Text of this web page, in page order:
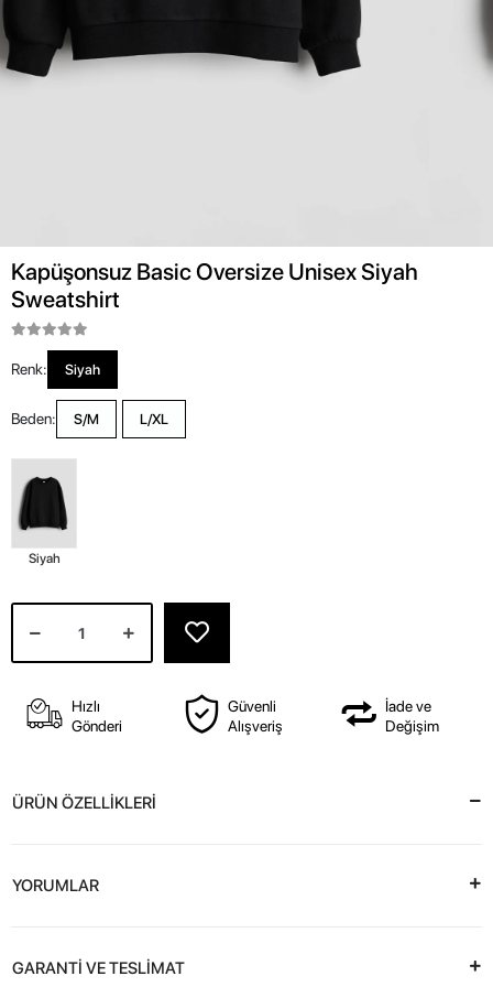
Kapüşonsuz Basic Oversize Unisex Siyah
Sweatshirt
Renk: Siyah
Beden: S/M L/XL
Siyah
Hızlı
Gönderi
Güvenli
Alışveriş
İade ve
Değişim
ÜRÜN ÖZELLİKLERİ
YORUMLAR
GARANTİ VE TESLİMAT